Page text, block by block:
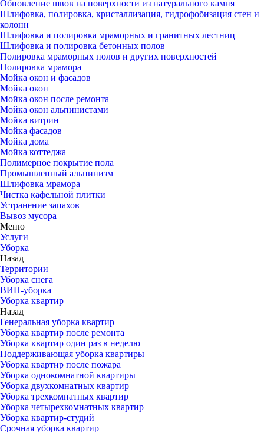
Обновление швов на поверхности из натурального камня
Шлифовка, полировка, кристаллизация, гидрофобизация стен и
колонн
Шлифовка и полировка мраморных и гранитных лестниц
Шлифовка и полировка бетонных полов
Полировка мраморных полов и других поверхностей
Полировка мрамора
Мойка окон и фасадов
Мойка окон
Мойка окон после ремонта
Мойка окон альпинистами
Мойка витрин
Мойка фасадов
Мойка дома
Мойка коттеджа
Полимерное покрытие пола
Промышленный альпинизм
Шлифовка мрамора
Чистка кафельной плитки
Устранение запахов
Вывоз мусора
Меню
Услуги
Уборка
Назад
Территории
Уборка снега
ВИП-уборка
Уборка квартир
Назад
Генеральная уборка квартир
Уборка квартир после ремонта
Уборка квартир один раз в неделю
Поддерживающая уборка квартиры
Уборка квартир после пожара
Уборка однокомнатной квартиры
Уборка двухкомнатных квартир
Уборка трехкомнатных квартир
Уборка четырехкомнатных квартир
Уборка квартир-студий
Срочная уборка квартир